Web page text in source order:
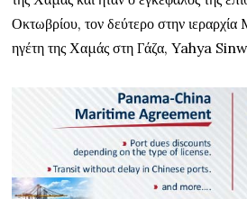
Οκτωβρίου, τον δεύτερο στην
ηγέτη της Χαμάς στη Γάζα, Yahya